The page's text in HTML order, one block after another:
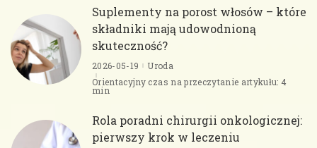
Suplementy na porost włosów – które
składniki mają udowodnioną
skuteczność?
2026-05-19
Uroda
Orientacyjny czas na przeczytanie artykułu: 4
min
Rola poradni chirurgii onkologicznej:
pierwszy krok w leczeniu